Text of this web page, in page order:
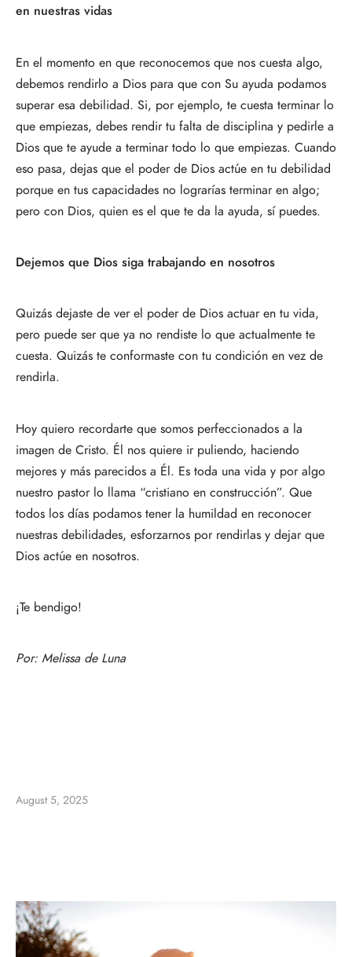
en nuestras vidas
En el momento en que reconocemos que nos cuesta algo,
debemos rendirlo a Dios para que con Su ayuda podamos
superar esa debilidad. Si, por ejemplo, te cuesta terminar lo
que empiezas, debes rendir tu falta de disciplina y pedirle a
Dios que te ayude a terminar todo lo que empiezas. Cuando
eso pasa, dejas que el poder de Dios actúe en tu debilidad
porque en tus capacidades no lograrías terminar en algo;
pero con Dios, quien es el que te da la ayuda, sí puedes.
Dejemos que Dios siga trabajando en nosotros
Quizás dejaste de ver el poder de Dios actuar en tu vida,
pero puede ser que ya no rendiste lo que actualmente te
cuesta. Quizás te conformaste con tu condición en vez de
rendirla.
Hoy quiero recordarte que somos perfeccionados a la
imagen de Cristo. Él nos quiere ir puliendo, haciendo
mejores y más parecidos a Él. Es toda una vida y por algo
nuestro pastor lo llama “cristiano en construcción”. Que
todos los días podamos tener la humildad en reconocer
nuestras debilidades, esforzarnos por rendirlas y dejar que
Dios actúe en nosotros.
¡Te bendigo!
Por: Melissa de Luna
August 5, 2025